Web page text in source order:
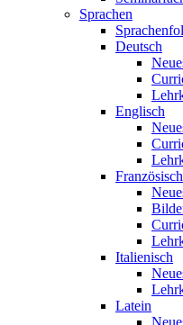
Sprachen
Deutsch
Englisch
Französisch
Italienisch
Latein